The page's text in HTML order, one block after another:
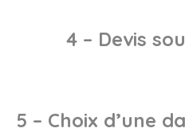
4 – Devis
5 – Choix d’une